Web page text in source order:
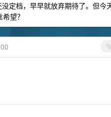
定档，早早就放弃期待了。但
望？